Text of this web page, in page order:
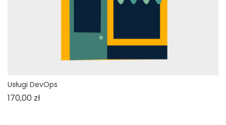
Usługi DevOps
170,00 złCena